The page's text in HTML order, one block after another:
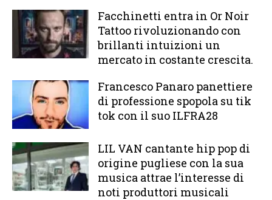
Facchinetti entra in Or Noir
Tattoo rivoluzionando con
brillanti intuizioni un
mercato in costante crescita.
Francesco Panaro panettiere
di professione spopola su tik
tok con il suo ILFRA28
LIL VAN cantante hip pop di
origine pugliese con la sua
musica attrae l’interesse di
noti produttori musicali